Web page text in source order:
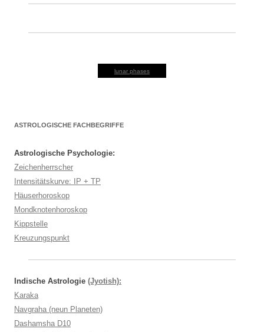
lunar phases
ASTROLOGISCHE FACHBEGRIFFE
Astrologische Psychologie:
Zeichenherrscher
Intensitätskurve: IP + TP
Häuserhoroskop
Mondknotenhoroskop
Kippstelle
Kreuzungspunkt
Indische Astrologie (Jyotish):
Karaka
Navgraha (neun Planeten)
Dashamsha D10